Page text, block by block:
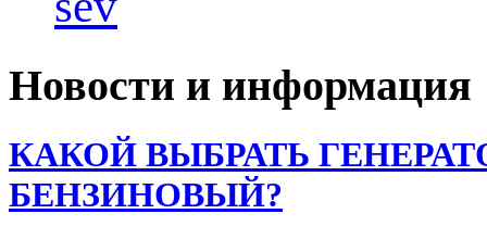
Новости и информация
КАКОЙ ВЫБРАТЬ
БЕНЗИНОВЫЙ?